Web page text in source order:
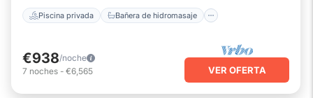
Piscina privada Bañera de hidromasaje
€938/noche
7 noches - €6,565 VER OFERTA